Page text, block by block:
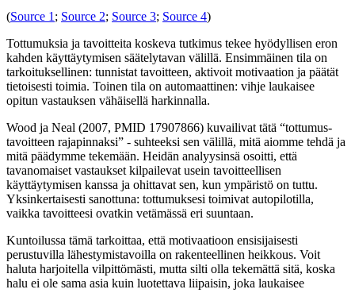
(Source 1 ; Source 2; Source 3; Source 4)
Tottumuksia ja tavoitteita koskeva tutkimus tekee hyödyllisen eron
kahden käyttäytymisen säätelytavan välillä. Ensimmäinen tila on
tarkoituksellinen: tunnistat tavoitteen, aktivoit motivaation ja päätät
tietoisesti toimia. Toinen tila on automaattinen: vihje laukaisee
opitun vastauksen vähäisellä harkinnalla.
Wood ja Neal (2007, PMID 17907866) kuvailivat tätä “tottumus-
tavoitteen rajapinnaksi” - suhteeksi sen välillä, mitä aiomme tehdä ja
mitä päädymme tekemään. Heidän analyysinsä osoitti, että
tavanomaiset vastaukset kilpailevat usein tavoitteellisen
käyttäytymisen kanssa ja ohittavat sen, kun ympäristö on tuttu.
Yksinkertaisesti sanottuna: tottumuksesi toimivat autopilotilla,
vaikka tavoitteesi ovatkin vetämässä eri suuntaan.
Kuntoilussa tämä tarkoittaa, että motivaatioon ensisijaisesti
perustuvilla lähestymistavoilla on rakenteellinen heikkous. Voit
haluta harjoitella vilpittömästi, mutta silti olla tekemättä sitä, koska
halu ei ole sama asia kuin luotettava liipaisin, joka laukaisee